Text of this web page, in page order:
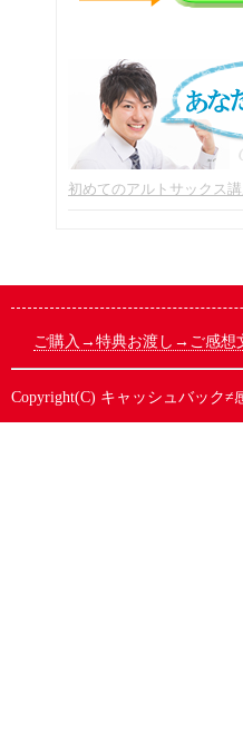
初めてのアルトサックス
ご購入→特典お渡し→ご感想
Copyright(C) キャッシュバック≠